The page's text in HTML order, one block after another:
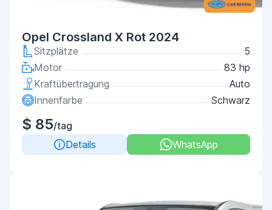
Opel Crossland X Rot 2024
Sitzplätze
5
Motor
83 hp
Kraftübertragung
Auto
Innenfarbe
Schwarz
$ 85/tag
Details
WhatsApp